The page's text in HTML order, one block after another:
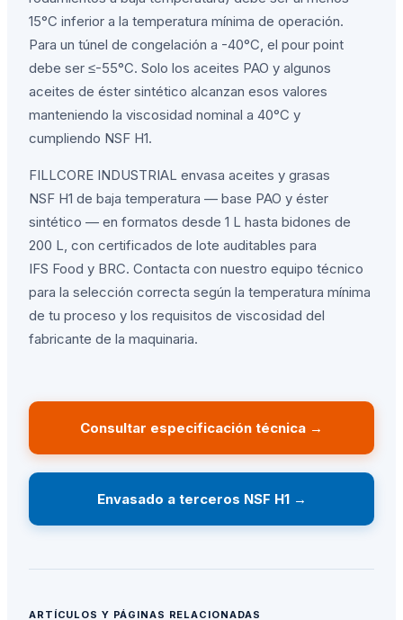
15°C inferior a la temperatura mínima de operación.
Para un túnel de congelación a -40°C, el pour point
debe ser ≤-55°C. Solo los aceites PAO y algunos
aceites de éster sintético alcanzan esos valores
manteniendo la viscosidad nominal a 40°C y
cumpliendo NSF H1.
FILLCORE INDUSTRIAL envasa aceites y grasas
NSF H1 de baja temperatura — base PAO y éster
sintético — en formatos desde 1 L hasta bidones de
200 L, con certificados de lote auditables para
IFS Food y BRC. Contacta con nuestro equipo técnico
para la selección correcta según la temperatura mínima
de tu proceso y los requisitos de viscosidad del
fabricante de la maquinaria.
Consultar especificación técnica →
Envasado a terceros NSF H1 →
ARTÍCULOS Y PÁGINAS RELACIONADAS